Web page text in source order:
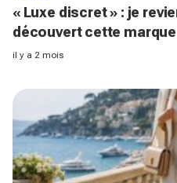
« Luxe discret » : je
découvert cette
mode pour un été
il y a 2 mois